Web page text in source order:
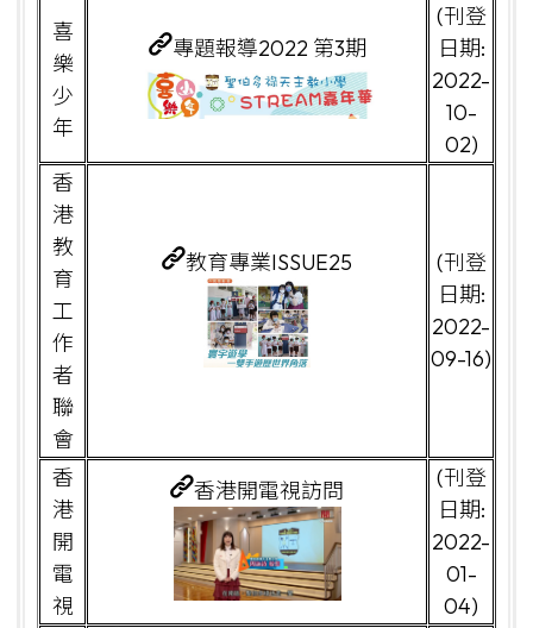
喜
樂
少
年
專題報導2022 第3期
(刊登
日期:
2022-
10-
02)
香
港
教
育
工
作
者
聯
會
教育專業ISSUE25
(刊登
日期:
2022-
09-16)
香
港
開
電
視
香港開電視訪問
(刊登
日期:
2022-
01-
04)